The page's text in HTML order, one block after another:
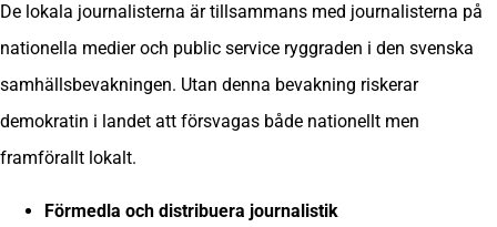
De lokala journalisterna är tillsammans med journalisterna på
nationella medier och public service ryggraden i den svenska
samhällsbevakningen. Utan denna bevakning riskerar
demokratin i landet att försvagas både nationellt men
framförallt lokalt.
Förmedla och distribuera journalistik